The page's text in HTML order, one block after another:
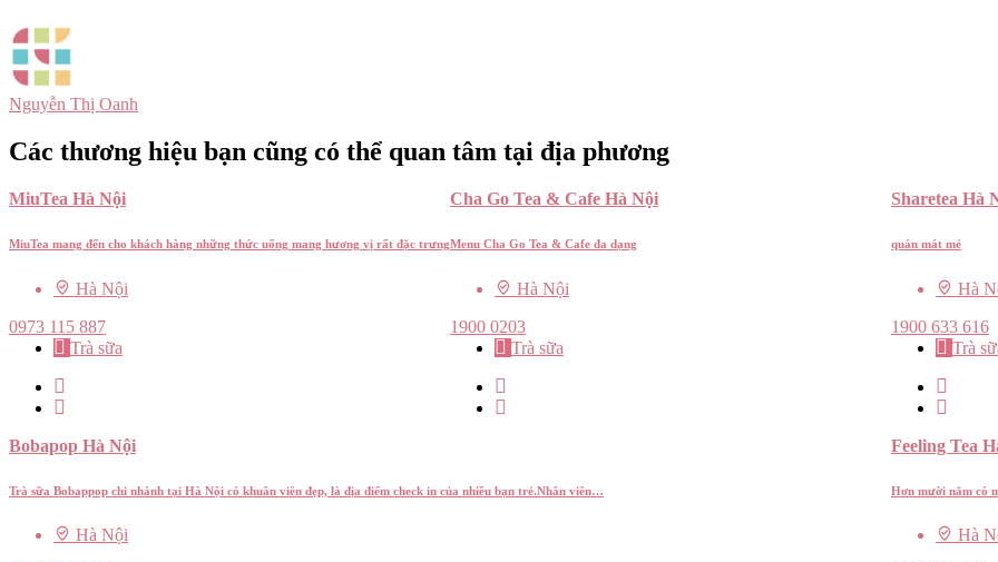
Nguyễn Thị Oanh
Các thương hiệu bạn cũng có thể quan tâm tại địa phương
MiuTea Hà Nội
MiuTea mang đến cho khách hàng những thức uống mang hương vị rất đặc trưng
Hà Nội
0973 115 887
Trà sữa
Cha Go Tea & Cafe Hà Nội
Menu Cha Go Tea & Cafe đa dạng
Hà Nội
1900 0203
Trà sữa
Sharetea Hà
quán mát mẻ
Hà
1900 633 616
Trà
Bobapop Hà Nội
Trà sữa Bobappop chi nhánh tại Hà Nội có khuân viên đẹp, là địa điểm check in của nhiều bạn trẻ.Nhân viên…
Hà Nội
Feeling Tea
Hơn mười năm có
Hà